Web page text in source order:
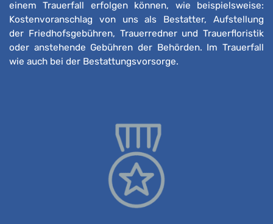
einem Trauerfall erfolgen können, wie beispielsweise:
Kostenvoranschlag von uns als Bestatter, Aufstellung
der Friedhofsgebühren, Trauerredner und Trauerfloristik
oder anstehende Gebühren der Behörden. Im Trauerfall
wie auch bei der Bestattungsvorsorge.